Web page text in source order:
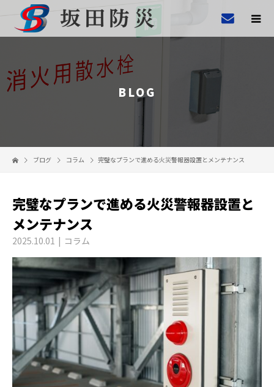
BLOG
ブログ コラム 完璧なプランで進める火災警報器設置とメンテナンス
完璧なプランで進める火災警報器設置と
メンテナンス
2025.10.01 コラム